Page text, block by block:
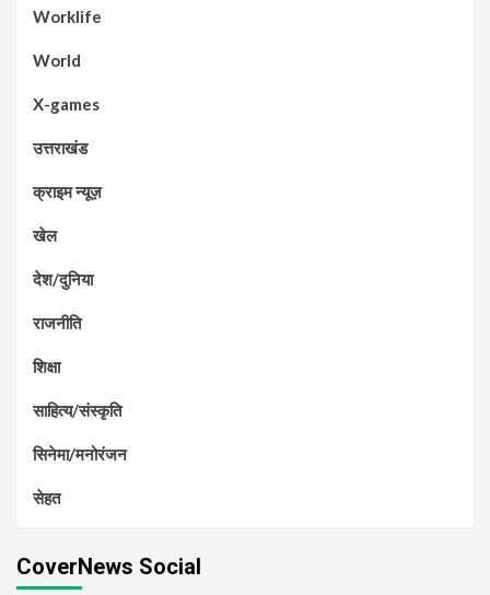
Worklife
World
X-games
उत्तराखंड
क्राइम न्यूज़
खेल
देश/दुनिया
राजनीति
शिक्षा
साहित्य/संस्कृति
सिनेमा/मनोरंजन
सेहत
CoverNews Social